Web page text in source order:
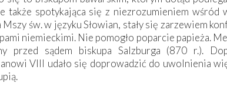
także spotykająca się z niezrozumieniem wśród
św. w języku Słowian, stały się zarzewiem
niemieckimi. Nie pomogło poparcie papieża.
przed sądem biskupa Salzburga (870 r.).
VIII udało się doprowadzić do uwolnienia